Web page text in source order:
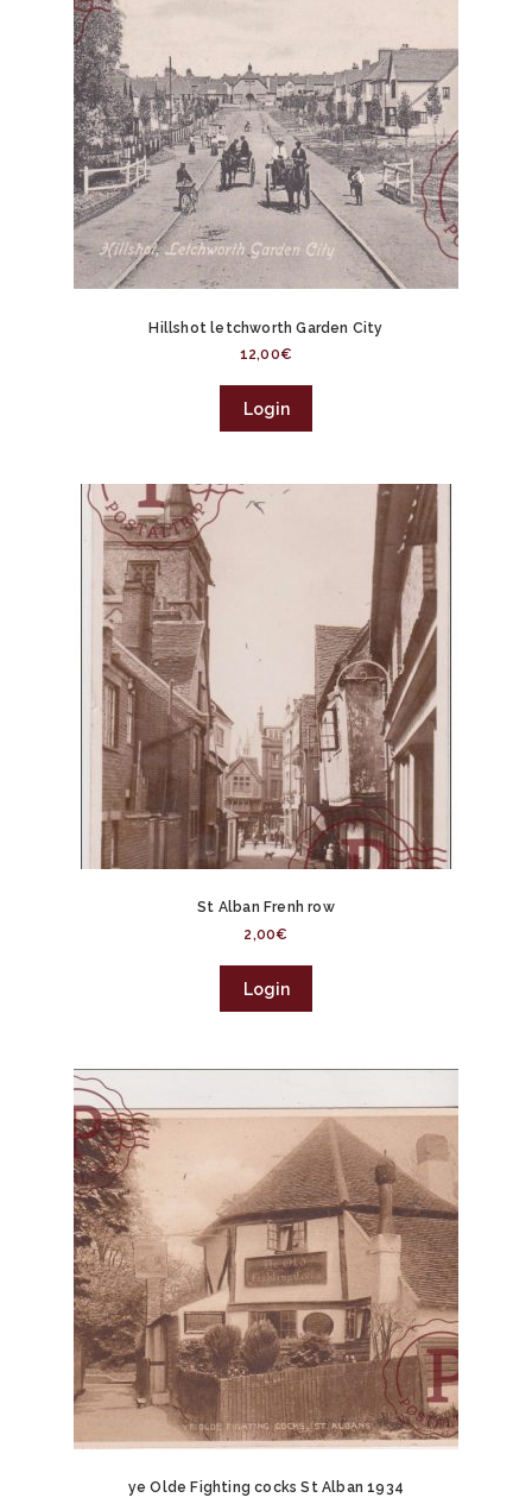
Hillshot letchworth Garden City
12,00€
Login
St Alban Frenh row
2,00€
Login
ye Olde Fighting cocks St Alban 1934